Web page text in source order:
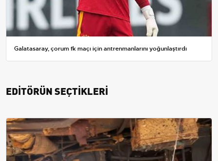
Galatasaray, çorum fk maçı için antrenmanlarını yoğunlaştırdı
EDİTÖRÜN SEÇTİKLERİ